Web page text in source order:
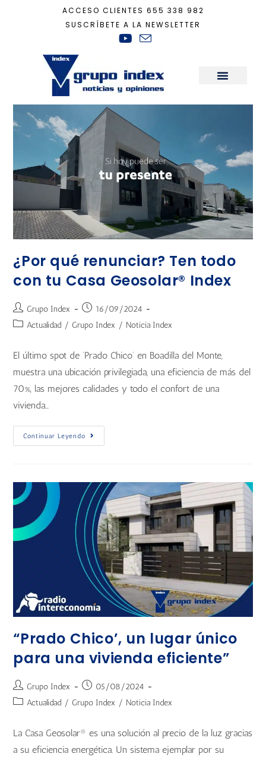
ACCESO CLIENTES 655 338 982
SUSCRÍBETE A LA NEWSLETTER
Residencial Prado Chico
¿Por qué renunciar? Ten todo
con tu Casa Geosolar® Index
Grupo Index
16/09/2024
Actualidad / Grupo Index / Noticia Index
El último spot de ‘Prado Chico’ en Boadilla del Monte,
muestra una ubicación privilegiada, una eficiencia de más del
70%, las mejores calidades y todo el confort de una
vivienda…
Continuar Leyendo
“Prado Chico’, un lugar único
para una vivienda eficiente”
Grupo Index
05/08/2024
Actualidad / Grupo Index / Noticia Index
La Casa Geosolar® es una solución al precio de la luz gracias
a su eficiencia energética. Un sistema ejemplar por su